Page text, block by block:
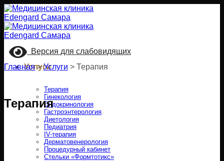
Skip
to
content
Услуги
Терапия
Гинекология
Эндокринология
Гастроэнтерология
Диетология
Педиатрия
IV-терапия
Дерматовенерология
Процедурный кабинет
Стельки «Формтотикс»
Версия для слабовидящих
Главная > Услуги > Терапия
Терапия